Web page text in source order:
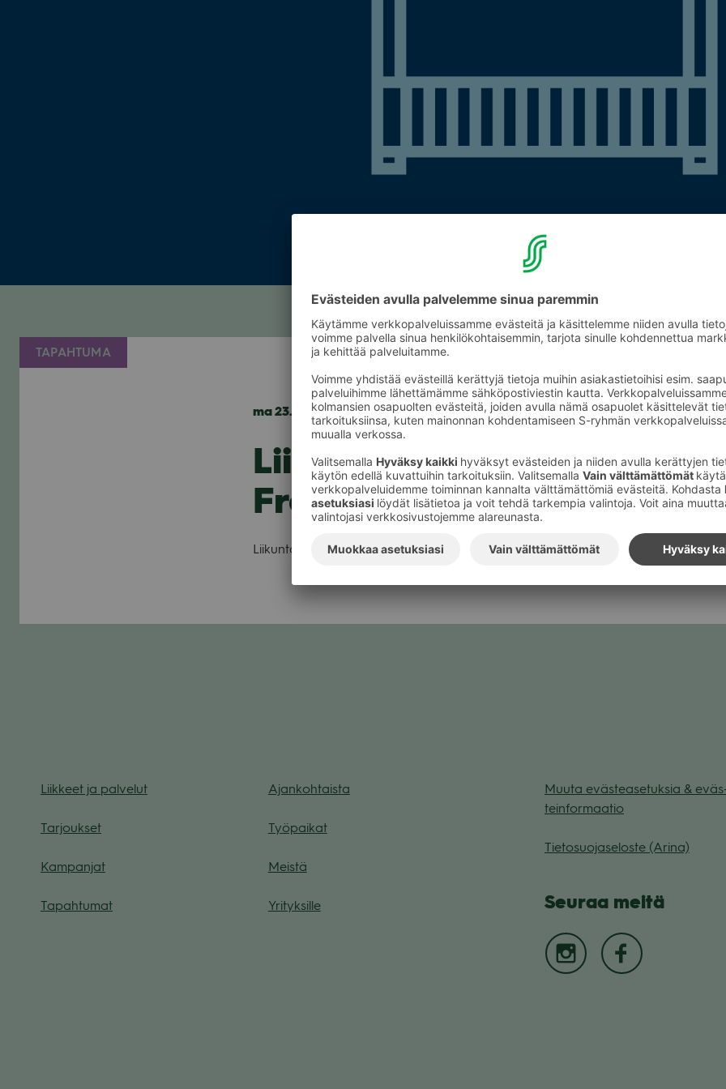
TAPAHTUMA
ma 23.7.2018
Liikunta- ja
Fressin promootio
Lii­kunta- ja hyvin­voin­ti­kes­kusFres­sin pro­moo­tio.
Liik­keet ja pal­ve­lut
Tar­jouk­set
Kam­pan­jat
Tapah­tu­mat
Ajan­koh­taista
Työ­pai­kat
Meistä
Yri­tyk­sille
Muuta eväs­tea­se­tuk­sia &
tein­for­maa­tio
Tie­to­suo­ja­se­loste (Arina)
Seu­raa meitä